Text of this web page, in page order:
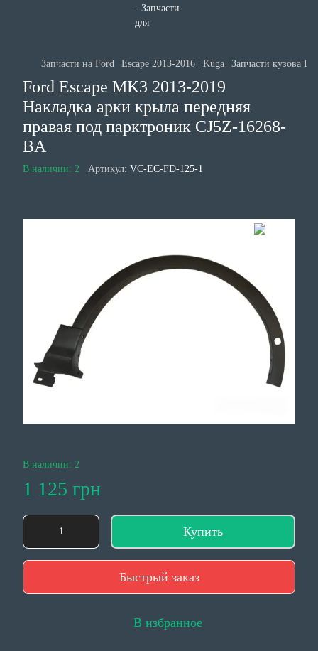
Запчасти на Ford Escape 2013-2016 | Kuga Запчасти кузова
Ford Escape MK3 2013-2019
Накладка арки крыла передняя
правая под парктроник CJ5Z-16268-
BA
В наличии: 2 Артикул: VC-EC-FD-125-1
В наличии: 2
1 125 грн
Купить
Быстрый заказ
В избранное